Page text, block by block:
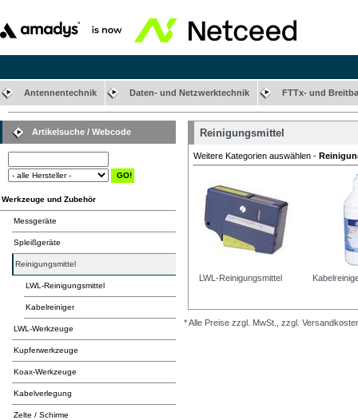
Antennentechnik Daten- und Netzwerktechnik FTTx- und
Artikelsuche / Webcode
Werkzeuge und Zubehör
Messgeräte
Spleißgeräte
Reinigungsmittel
LWL-Reinigungsmittel
Kabelreiniger
LWL-Werkzeuge
Kupferwerkzeuge
Koax-Werkzeuge
Kabelverlegung
Zelte / Schirme
Reinigungsmittel
Weitere Kategorien auswählen -
LWL-Reinigungsmittel
* Alle Preise zzgl. MwSt., zzgl.